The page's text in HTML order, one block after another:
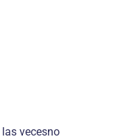
vecesno